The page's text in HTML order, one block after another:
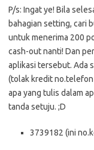
P/s: Ingat ye! Bila
bahagian setting, cari
untuk menerima 200
cash-out nanti! Dan
aplikasi tersebut. Ada
(tolak kredit
apa yang tulis dalam
tanda setuju. ;D
3739182 (ini